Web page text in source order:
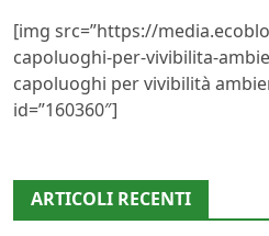
[img src=”https://
capoluoghi-per-vivibilita-
capoluoghi per vivibilità
id=”160360″]
ARTICOLI RECENTI